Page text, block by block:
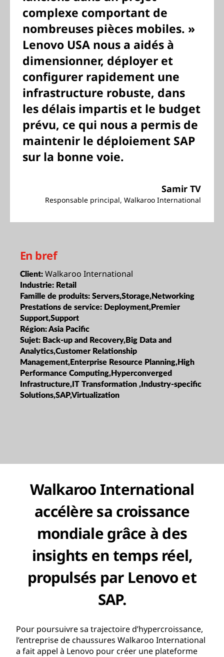
complexe comportant de
nombreuses pièces mobiles. »
Lenovo USA nous a aidés à
dimensionner, déployer et
configurer rapidement une
infrastructure robuste, dans
les délais impartis et le budget
prévu, ce qui nous a permis de
maintenir le déploiement SAP
sur la bonne voie.
Samir TV
Responsable principal, Walkaroo International
En bref
Client: Walkaroo International
Industrie: Retail
Famille de produits: Servers,Storage,Networking
Prestations de service: Deployment,Premier
Support,Support
Région:Asia Pacific
Sujet: Back-up and Recovery,Big Data and
Analytics,Customer Relationship
Management,Enterprise Resource Planning,High
Performance Computing,Hyperconverged
Infrastructure,IT Transformation ,Industry-specific
Solutions,SAP,Virtualization
Walkaroo International
accélère sa croissance
mondiale grâce à des
insights en temps réel,
propulsés par Lenovo et
SAP.
Pour poursuivre sa trajectoire d’hypercroissance,
l’entreprise de chaussures Walkaroo International
a fait appel à Lenovo pour créer une plateforme